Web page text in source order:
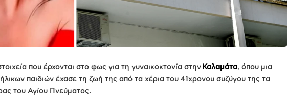
που έρχονται στο φως για τη γυναικοκτονία στην Καλαμάτα, όπου μια
παιδιών έχασε τη ζωή της από τα χέρια του 41χρονου συζύγου της τα
του Αγίου Πνεύματος.